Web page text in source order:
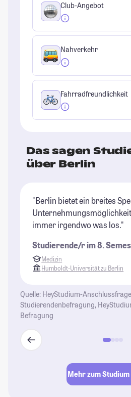
Club-Angebot
Nahverkehr
Fahrradfreundlichkeit
Das sagen
über Berlin
"Berlin bietet ein breites
immer irgendwo was los."
Studierende/r im 8.
Medizin
Humboldt-Universität zu Berlin
Quelle: HeyStudium-
Studierendenbefragung,
Befragung
Mehr zum